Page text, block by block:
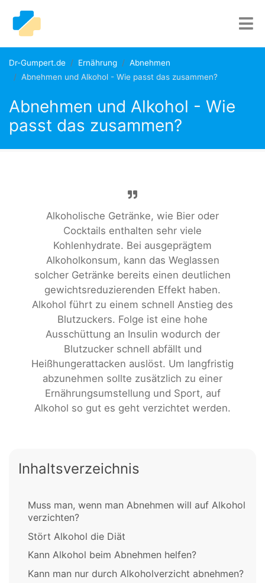
Dr-Gumpert.de Ernährung
Abnehmen
Abnehmen und Alkohol - Wie passt das zusammen?
Abnehmen und Alkohol - Wie
passt das zusammen?
Alkoholische Getränke, wie Bier oder
Cocktails enthalten sehr viele
Kohlenhydrate. Bei ausgeprägtem
Alkoholkonsum, kann das Weglassen
solcher Getränke bereits einen deutlichen
gewichtsreduzierenden Effekt haben.
Alkohol führt zu einem schnell Anstieg des
Blutzuckers. Folge ist eine hohe
Ausschüttung an Insulin wodurch der
Blutzucker schnell abfällt und
Heißhungerattacken auslöst. Um langfristig
abzunehmen sollte zusätzlich zu einer
Ernährungsumstellung und Sport, auf
Alkohol so gut es geht verzichtet werden.
Inhaltsverzeichnis
Muss man, wenn man Abnehmen will auf Alkohol
verzichten?
Stört Alkohol die Diät
Kann Alkohol beim Abnehmen helfen?
Kann man nur durch Alkoholverzicht abnehmen?